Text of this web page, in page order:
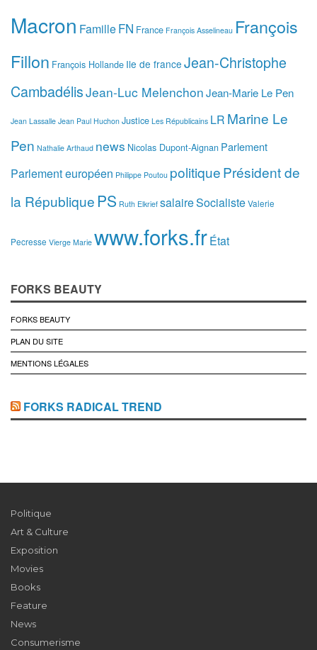
Macron FamilleFN France François Asselineau François
Fillon François Hollande Ile de france Jean-Christophe
CambadélisJean-Luc MelenchonJean-Marie Le Pen
Jean Lassalle Jean Paul Huchon Justice Les Républicains LR Marine Le
Pen Nathalie Arthaud news Nicolas Dupont-Aignan Parlement
Parlement européen Philippe Poutou politiquePrésident de
la République PS Ruth Elkrief salaireSocialisteValerie
Pecresse Vierge Marie www.forks.frÉtat
FORKS BEAUTY
FORKS BEAUTY
PLAN DU SITE
MENTIONS LÉGALES
FORKS RADICAL TREND
Politique
Art & Culture
Exposition
Movies
Books
Feature
News
Consumerisme